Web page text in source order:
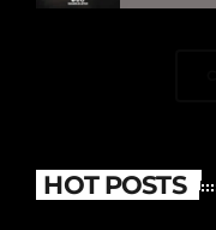
HOT POSTS